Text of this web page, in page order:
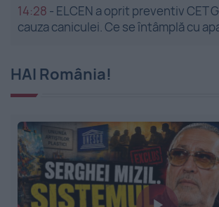
14:28 - ELCEN a oprit preventiv CET
cauza caniculei. Ce se întâmplă cu
HAI România!